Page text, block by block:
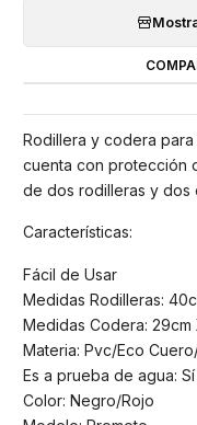
Rodillera y codera
cuenta con protección
de dos rodilleras y dos
Características:
Fácil de Usar
Medidas Rodilleras:
Medidas Codera: 29cm
Materia: Pvc/Eco
Es a prueba de agua: Sí
Color: Negro/Rojo